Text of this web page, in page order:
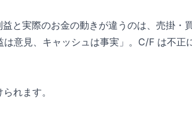
と実際のお金の動きが違うのは、売掛・
意見、キャッシュは事実」。C/F は不正
れます。